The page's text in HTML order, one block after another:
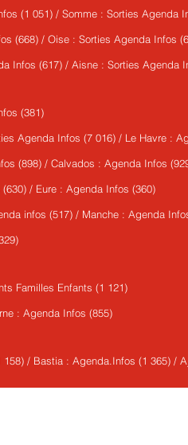
(1 051) / Somme : Sorties Agenda
(668) / Oise : Sorties Agenda Infos
Infos (617) / Aisne : Sorties Agenda
(381)
Agenda Infos (7 016) / Le Havre :
(898) / Calvados : Agenda Infos
/ Eure : Agenda Infos (360)
infos (517) / Manche : Agenda
Familles Enfants (1 121)
: Agenda Infos (855)
/ Bastia : Agenda.Infos (1 365) /